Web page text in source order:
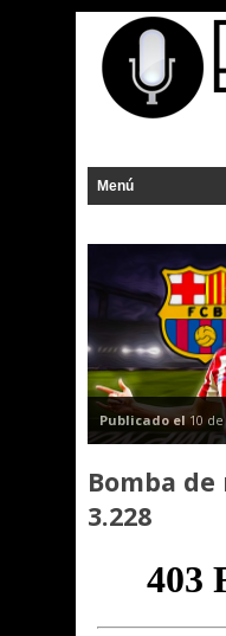
Publicado el 10
Bomba de
3.228